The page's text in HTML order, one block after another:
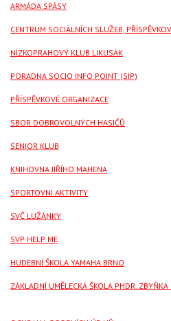
ARMÁDA SPÁSY
CENTRUM SOCIÁLNÍCH SLUŽEB,
NÍZKOPRAHOVÝ KLUB LIKUSÁK
PORADNA SOCIO INFO POINT (SIP)
PŘÍSPĚVKOVÉ ORGANIZACE
SBOR DOBROVOLNÝCH HASIČŮ
SENIOR KLUB
KNIHOVNA JIŘÍHO MAHENA
SPORTOVNÍ AKTIVITY
SVČ LUŽÁNKY
SVP HELP ME
HUDEBNÍ ŠKOLA YAMAHA BRNO
ZÁKLADNÍ UMĚLECKÁ ŠKOLA PHDR. ZBYŇKA